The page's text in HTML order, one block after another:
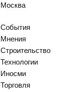
Москва
События
Мнения
Строительство
Технологии
Иносми
Торговля